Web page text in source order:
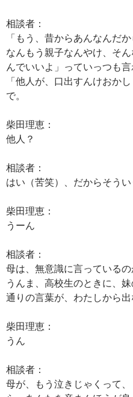
相談者：
「もう、昔からあんなんだ
なんもう親子なんやけ、そ
んでいいよ」っていっつも言
「他人が、口出すんけおか
で。
柴田理恵：
他人？
相談者：
はい（苦笑）、だからそう
柴田理恵：
うーん
相談者：
母は、無意識に言っているの
うんま、高校生のときに、
通りの言葉が、わたしから出
柴田理恵：
うん
相談者：
母が、もう泣きじゃくって